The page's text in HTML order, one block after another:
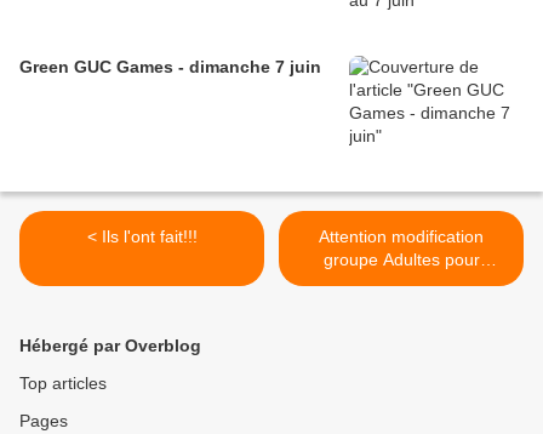
Green GUC Games - dimanche 7 juin
< Ils l'ont fait!!!
Attention modification
groupe Adultes pour
samedi 30 ! >
Hébergé par Overblog
Top articles
Pages